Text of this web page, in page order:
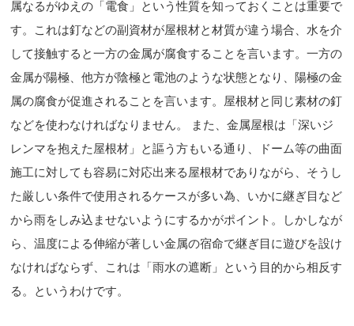
属なるがゆえの「電食」という性質を知っておくことは重要で
す。これは釘などの副資材が屋根材と材質が違う場合、水を介
して接触すると一方の金属が腐食することを言います。一方の
金属が陽極、他方が陰極と電池のような状態となり、陽極の金
属の腐食が促進されることを言います。屋根材と同じ素材の釘
などを使わなければなりません。 また、金属屋根は「深いジ
レンマを抱えた屋根材」と謳う方もいる通り、ドーム等の曲面
施工に対しても容易に対応出来る屋根材でありながら、そうし
た厳しい条件で使用されるケースが多い為、いかに継ぎ目など
から雨をしみ込ませないようにするかがポイント。しかしなが
ら、温度による伸縮が著しい金属の宿命で継ぎ目に遊びを設け
なければならず、これは「雨水の遮断」という目的から相反す
る。というわけです。